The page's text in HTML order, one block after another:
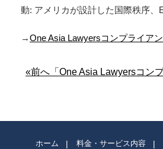
動: アメリカが設計した国際秩序、
→One Asia Lawyersコンプライア
«前へ「One Asia Lawyersコン
ホーム 料金・サービス内容